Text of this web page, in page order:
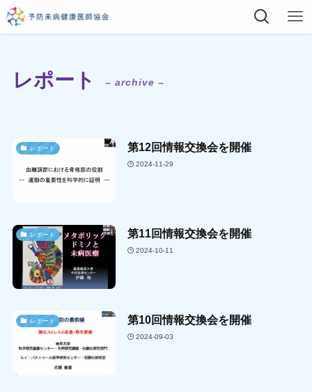
レポート – archive –
レポート 第12回情報交換会を開催
2024-11-29
レポート 第11回情報交換会を開催
2024-10-11
レポート 第10回情報交換会を開催
2024-09-03